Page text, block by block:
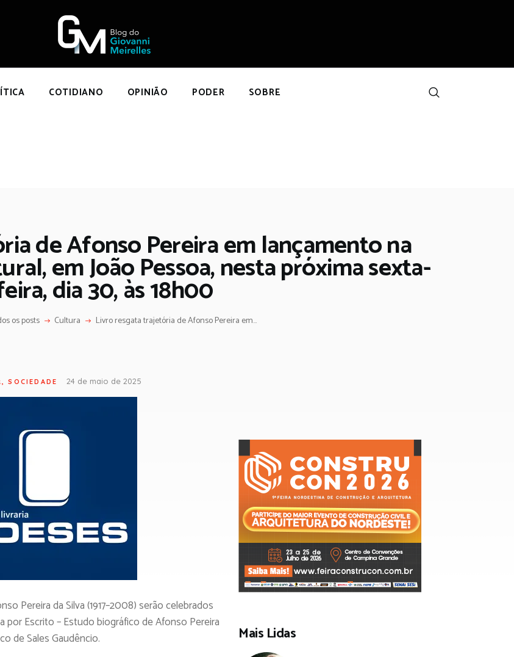
COTIDIANO OPINIÃO PODER SOBRE
de Afonso Pereira em lançamento na
em João Pessoa, nesta próxima sexta-
dia 30, às 18h00
os posts Cultura Livro resgata trajetória de Afonso Pereira em...
,SOCIEDADE 24 de maio de 2025
Pereira da Silva (1917–2008) serão celebrados
por Escrito – Estudo biográfico de Afonso Pereira
de Sales Gaudêncio.
Mais Lidas